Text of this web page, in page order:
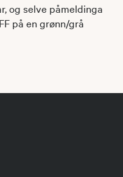
og selve påmeldinga
på en grønn/grå